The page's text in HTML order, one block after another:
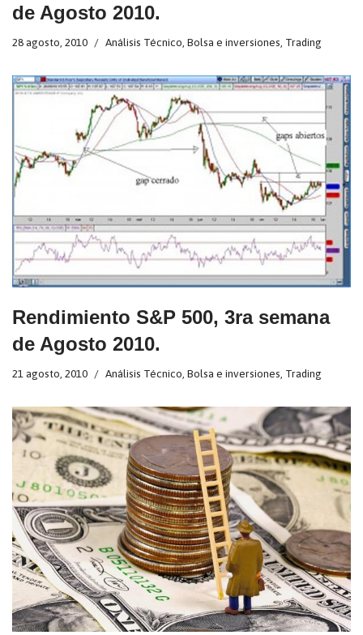
de Agosto 2010.
28 agosto, 2010 Análisis Técnico Bolsa e inversiones Trading
Rendimiento S&P 500, 3ra semana
de Agosto 2010.
21 agosto, 2010 Análisis Técnico Bolsa e inversiones Trading